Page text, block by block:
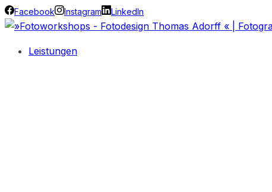
Facebook Instagram LinkedIn
Leistungen